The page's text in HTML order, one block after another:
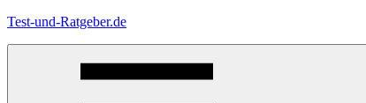
Zum
Test-und-Ratgeber.de